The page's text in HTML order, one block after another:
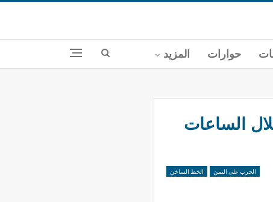
حوارات المزيد
الساعات
الحرب على اليمن الخط الساخن